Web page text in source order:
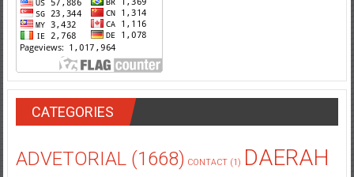
CATEGORIES
ADVETORIAL(1668) CONTACT(1) DAERAH